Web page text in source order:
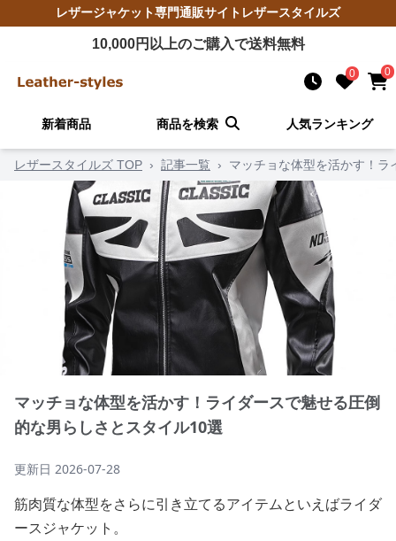
レザージャケット専門通販サイト レザースタイルズ
10,000円以上のご購入で送料無料
0 0
新着商品 商品を検索 人気ランキング
レザースタイルズ TOP › 記事一覧 › マッチョな体型を活かす！
マッチョな体型を活かす！ライダースで魅せる圧倒
的な男らしさとスタイル10選
更新日 2026-07-28
筋肉質な体型をさらに引き立てるアイテムといえばライダ
ースジャケット。